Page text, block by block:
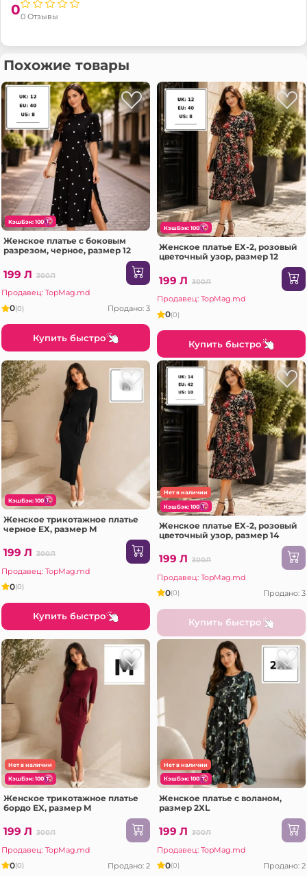
00 Отзывы
Похожие товары
КэшБэк: 100
Женское платье с боковым
разрезом, черное, размер 12
199 Л 300Л
Продавец: TopMag.md
0(0) Продано: 3
Купить быстро
КэшБэк: 100
Женское платье EX-2, розовый
цветочный узор, размер 12
199 Л 300Л
Продавец: TopMag.md
0(0)
Купить быстро
КэшБэк: 100
Женское трикотажное платье
черное EX, размер M
199 Л 300Л
Продавец: TopMag.md
0(0)
Купить быстро
Нет в наличии
КэшБэк: 100
Женское платье EX-2, розовый
цветочный узор, размер 14
199 Л 300Л
Продавец: TopMag.md
0(0) Продано: 3
Купить быстро
Нет в наличии
КэшБэк: 100
Женское трикотажное платье
бордо EX, размер M
199 Л 300Л
Продавец: TopMag.md
0(0) Продано: 2
Нет в наличии
КэшБэк: 100
Женское платье с воланом,
размер 2XL
199 Л 300Л
Продавец: TopMag.md
0(0) Продано: 2